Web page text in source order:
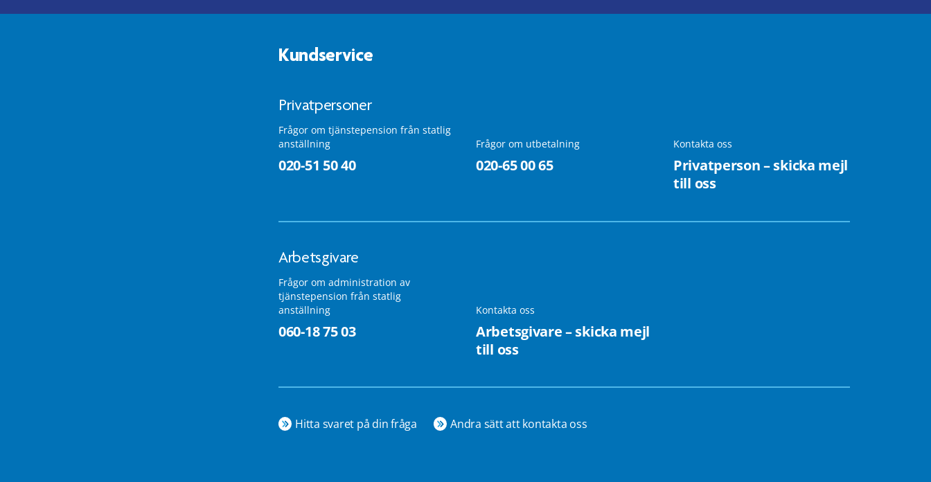
Kundservice
Privatpersoner
Frågor om tjänstepension från statlig
anställning
020-51 50 40
Frågor om utbetalning
020-65 00 65
Kontakta oss
Privatperson – skicka mejl
till oss
Arbetsgivare
Frågor om administration av
tjänstepension från statlig
anställning
060-18 75 03
Kontakta oss
Arbetsgivare – skicka mejl
till oss
Hitta svaret på din fråga Andra sätt att kontakta oss